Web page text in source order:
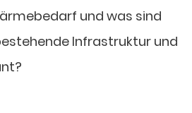
und was sind
Infrastruktur und